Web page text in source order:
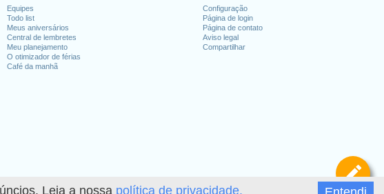
Leia a nossa política de privacidade.
Equipes
Todo list
Meus aniversários
Central de lembretes
Meu planejamento
O otimizador de férias
Café da manhã
Configuração
Página de login
Página de contato
Aviso legal
Compartilhar